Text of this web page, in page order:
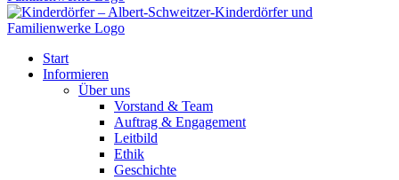
Start
Informieren
Über uns
Vorstand & Team
Auftrag & Engagement
Leitbild
Ethik
Geschichte